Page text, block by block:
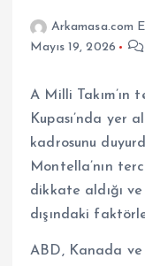
Arkamasa.com
Mayıs 19, 2026
A Milli
Kupası’nda yer
kadrosunu
Montella’nın
dikkate aldığı
dışındaki
ABD, Kanada ve